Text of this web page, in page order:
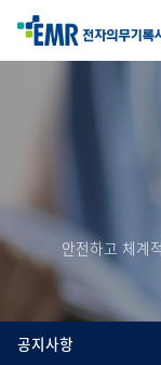
안전하고 체계
공지사항